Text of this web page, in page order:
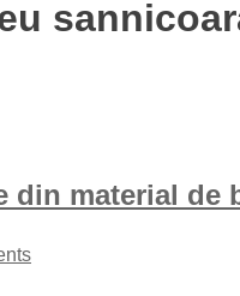
din material de